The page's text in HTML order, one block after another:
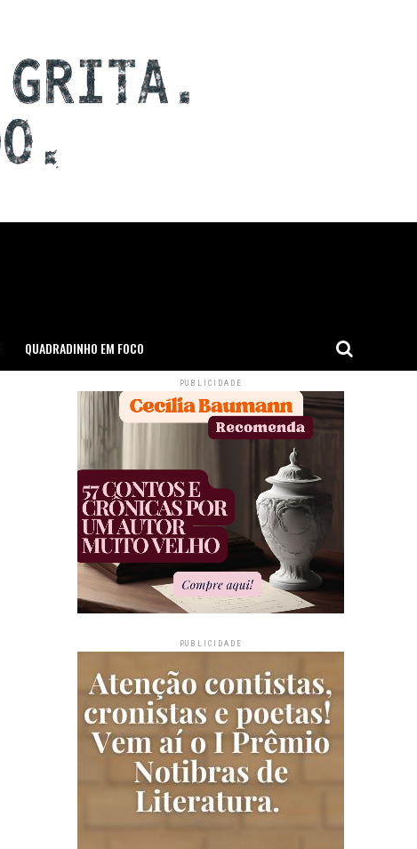
QUADRADINHO EM FOCO
PUBLICIDADE
PUBLICIDADE